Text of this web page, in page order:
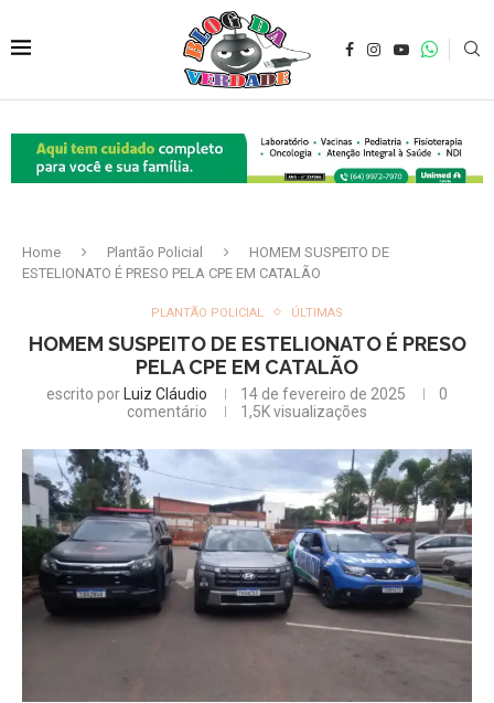
Home Plantão Policial
HOMEM SUSPEITO DE
ESTELIONATO É PRESO PELA CPE EM CATALÃO
PLANTÃO POLICIAL ÚLTIMAS
HOMEM SUSPEITO DE ESTELIONATO É PRESO
PELA CPE EM CATALÃO
escrito por Luiz Cláudio 14 de fevereiro de 2025
0
comentário
1,5Kvisualizações